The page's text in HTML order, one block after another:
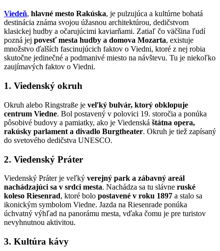
Viedeň, hlavné mesto Rakúska, je pulzujúca a kultúrne bohatá
destinácia známa svojou úžasnou architektúrou, dedičstvom
klasickej hudby a očarujúcimi kaviarňami. Zatiaľ čo väčšina ľudí
pozná jej povesť mesta hudby a domova Mozarta, existuje
množstvo ďalších fascinujúcich faktov o Viedni, ktoré z nej robia
skutočne jedinečné a podmanivé miesto na návštevu. Tu je niekoľko
zaujímavých faktov o Viedni.
1. Viedenský okruh
Okruh alebo Ringstraße je veľký bulvár, ktorý obklopuje
centrum Viedne. Bol postavený v polovici 19. storočia a ponúka
pôsobivé budovy a pamiatky, ako je Viedenská štátna opera,
rakúsky parlament a divadlo Burgtheater. Okruh je tiež zapísaný
do svetového dedičstva UNESCO.
2. Viedenský Práter
Viedenský Práter je veľký verejný park a zábavný areál
nachádzajúci sa v srdci mesta. Nachádza sa tu slávne ruské
koleso Riesenrad, ktoré bolo postavené v roku 1897 a stalo sa
ikonickým symbolom Viedne. Jazda na Riesenrade ponúka
úchvatný výhľad na panorámu mesta, vďaka čomu je pre turistov
nevyhnutnou aktivitou.
3. Kultúra kávy